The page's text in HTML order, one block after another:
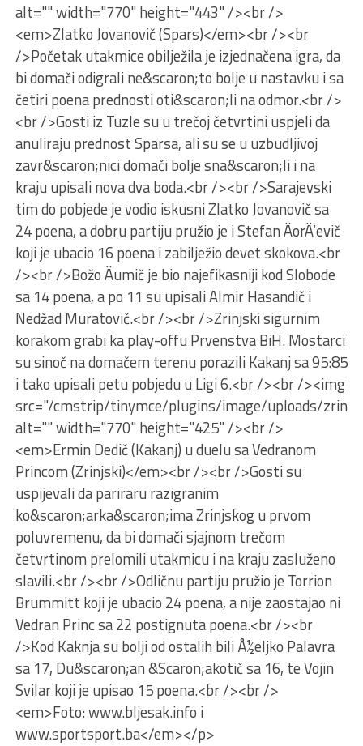
alt="" width="770" height="443" /><br />
<em>Zlatko Jovanovič (Spars)</em><br /><br
/>Početak utakmice obilježila je izjednačena igra, da
bi domači odigrali ne&scaron;to bolje u nastavku i sa
četiri poena prednosti oti&scaron;li na odmor.<br />
<br />Gosti iz Tuzle su u trečoj četvrtini uspjeli da
anuliraju prednost Sparsa, ali su se u uzbudljivoj
zavr&scaron;nici domači bolje sna&scaron;li i na
kraju upisali nova dva boda.<br /><br />Sarajevski
tim do pobjede je vodio iskusni Zlatko Jovanovič sa
24 poena, a dobru partiju pružio je i Stefan ÄorÄ‘evič
koji je ubacio 16 poena i zabilježio devet skokova.<br
/><br />Božo Äumič je bio najefikasniji kod Slobode
sa 14 poena, a po 11 su upisali Almir Hasandič i
Nedžad Muratovič.<br /><br />Zrinjski sigurnim
korakom grabi ka play-offu Prvenstva BiH. Mostarci
su sinoč na domačem terenu porazili Kakanj sa 95:85
i tako upisali petu pobjedu u Ligi 6.<br /><br /><img
src="/cmstrip/tinymce/plugins/image/uploads/
alt="" width="770" height="425" /><br />
<em>Ermin Dedič (Kakanj) u duelu sa Vedranom
Princom (Zrinjski)</em><br /><br />Gosti su
uspijevali da pariraru razigranim
ko&scaron;arka&scaron;ima Zrinjskog u prvom
poluvremenu, da bi domači sjajnom trečom
četvrtinom prelomili utakmicu i na kraju zasluženo
slavili.<br /><br />Odličnu partiju pružio je Torrion
Brummitt koji je ubacio 24 poena, a nije zaostajao ni
Vedran Princ sa 22 postignuta poena.<br /><br
/>Kod Kaknja su bolji od ostalih bili Å½eljko Palavra
sa 17, Du&scaron;an &Scaron;akotič sa 16, te Vojin
Svilar koji je upisao 15 poena.<br /><br />
<em>Foto: www.bljesak.info i
www.sportsport.ba</em></p>